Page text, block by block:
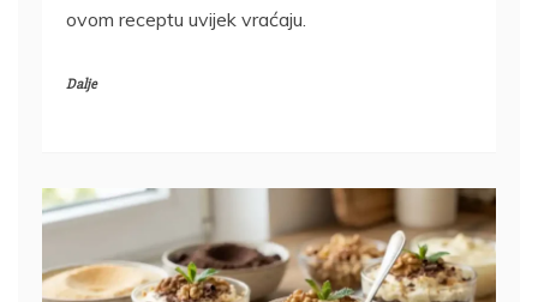
ovom receptu uvijek vraćaju.
Dalje